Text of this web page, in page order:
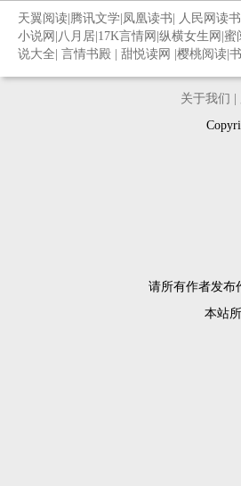
天翼阅读 腾讯文学 凤凰读书 人民网读书
小说网 八月居 17K言情网 纵横女生网 蜜
说大全 言情书殿 甜悦读网 樱桃阅读
关于我们
请所有作者发布
本站